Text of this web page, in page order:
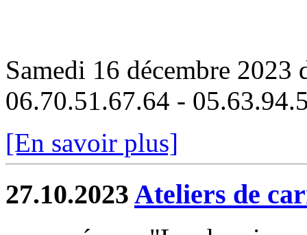
Samedi 16 décembre 2023
06.70.51.67.64 -
[En savoir plus]
27.10.2023 Ateliers de